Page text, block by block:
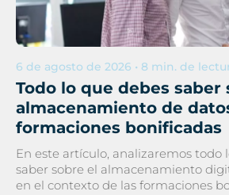
6 de agosto de 2026 • 8 min. de
Todo lo que debes saber
almacenamiento de
formaciones bonificadas
En este artículo, analizaremos todo
saber sobre el almacenamiento
en el contexto de las formaciones